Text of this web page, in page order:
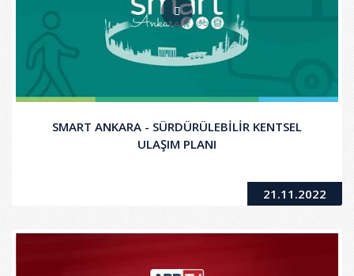
SMART ANKARA - SÜRDÜRÜLEBİLİR KENTSEL
ULAŞIM PLANI
21.11.2022